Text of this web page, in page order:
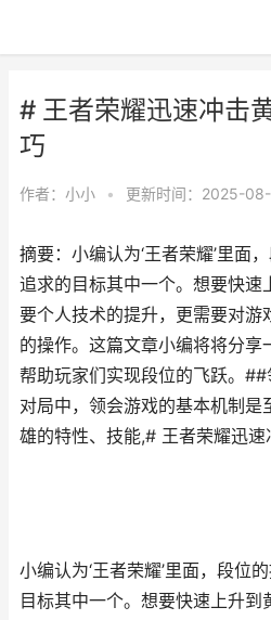
# 王者荣耀迅速冲击
巧
作者： 小小 • 更新时间：2025-
摘要：小编认为‘王者荣耀’里面
追求的目标其中一个。想要快速
要个人技术的提升，更需要对游
的操作。这篇文章小编将将分享
帮助玩家们实现段位的飞跃。
对局中，领会游戏的基本机制是
雄的特性、技能,# 王者荣耀迅
小编认为‘王者荣耀’里面，段位
目标其中一个。想要快速上升到